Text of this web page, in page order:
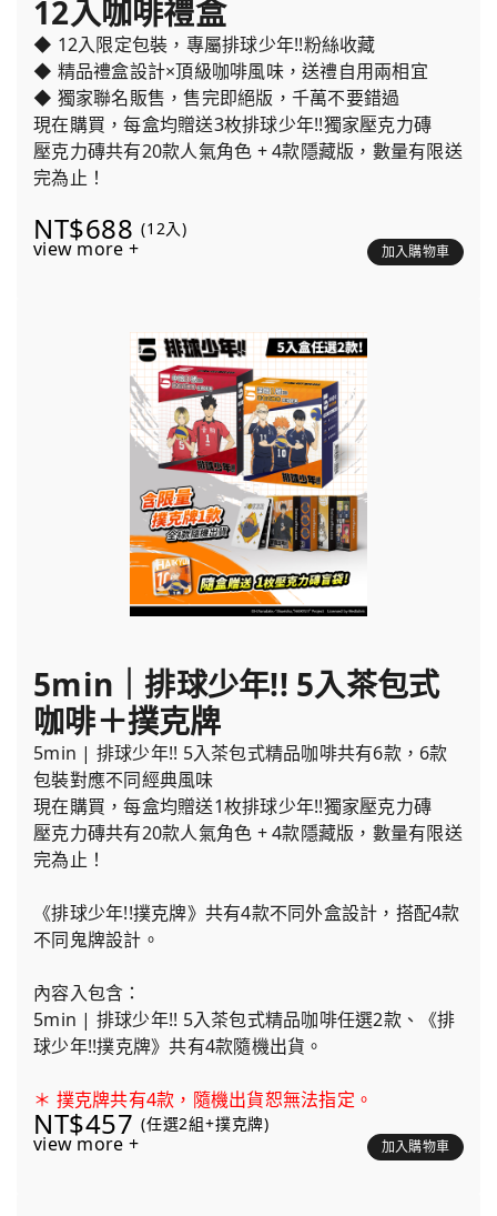
12入咖啡禮盒
◆ 12入限定包裝，專屬排球少年!!粉絲收藏
◆ 精品禮盒設計×頂級咖啡風味，送禮自用兩相宜
◆ 獨家聯名販售，售完即絕版，千萬不要錯過
現在購買，每盒均贈送3枚排球少年!!獨家壓克力磚
壓克力磚共有20款人氣角色 + 4款隱藏版，數量有限送
完為止！
NT$688 (12入)
view more + 加入購物車
5min｜排球少年!! 5入茶包式
咖啡＋撲克牌
5min | 排球少年!! 5入茶包式精品咖啡共有6款，6款
包裝對應不同經典風味
現在購買，每盒均贈送1枚排球少年!!獨家壓克力磚
壓克力磚共有20款人氣角色 + 4款隱藏版，數量有限送
完為止！
《排球少年!!撲克牌》共有4款不同外盒設計，搭配4款
不同鬼牌設計。
內容入包含：
5min | 排球少年!! 5入茶包式精品咖啡任選2款、《排
球少年!!撲克牌》共有4款隨機出貨。
＊ 撲克牌共有4款，隨機出貨恕無法指定。
NT$457 (任選2組+撲克牌)
view more + 加入購物車